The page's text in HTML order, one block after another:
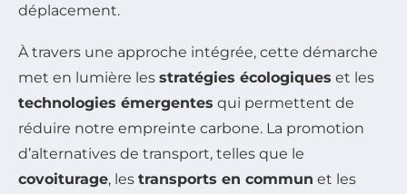
déplacement.
À travers une approche intégrée, cette démarche
met en lumière les stratégies écologiques et les
technologies émergentes qui permettent de
réduire notre empreinte carbone. La promotion
d’alternatives de transport, telles que le
covoiturage, les transports en commun et les